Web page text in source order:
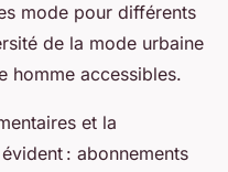
mode pour différents
de la mode urbaine
homme accessibles.
et la
: abonnements